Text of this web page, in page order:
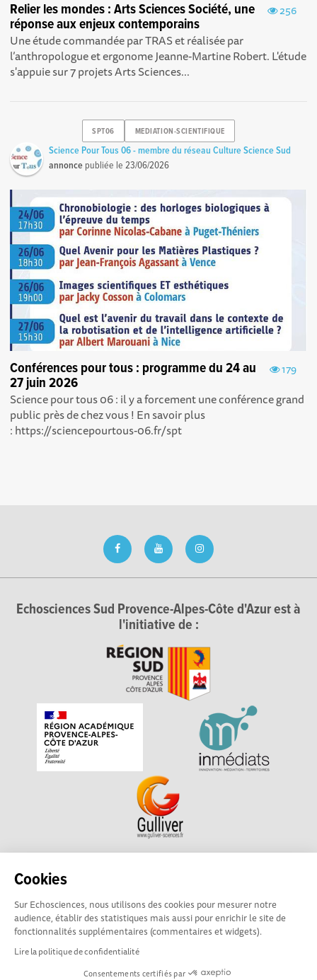
Cookies
Sur Echosciences, nous utilisons des cookies pour mesurer notre
audience, établir des statistiques mais aussi pour enrichir le site de
fonctionnalités supplémentaires (commentaires et widgets).
Lire la politique de confidentialité
Consentements certifiés par
256
Relier les mondes : Arts Sciences Société, une
réponse aux enjeux contemporains
Une étude commandée par TRAS et réalisée par
l’anthropologue et ergonome Jeanne-Martine Robert. L'étude
s'appuie sur 7 projets Arts Sciences...
SPT06 MEDIATION-SCIENTIFIQUE
Science Pour Tous 06 - membre du réseau Culture Science Sud
annonce publiée le23/06/2026
179
Conférences pour tous : programme du 24 au
27 juin 2026
Science pour tous 06 : il y a forcement une conférence grand
public près de chez vous ! En savoir plus
: https://sciencepourtous-06.fr/spt
Echosciences Sud Provence-Alpes-Côte d'Azur est à
l'initiative de :
Echosciences Sud Provence-Alpes-Côte d'Azur est à
académique pour la Recherche et l'Innovation Provence-
Alpes-Côte d'Azur. La plateforme est mise en oeuvre pour
vous parGulliver